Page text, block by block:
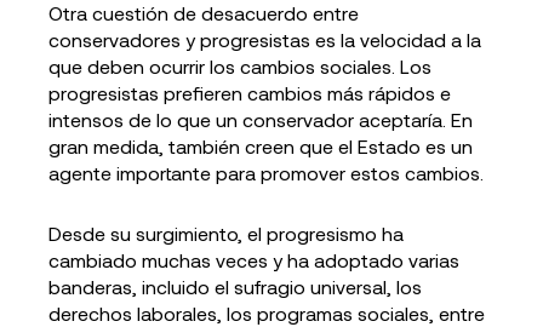
Otra cuestión de desacuerdo entre
conservadores y progresistas es la velocidad a la
que deben ocurrir los cambios sociales. Los
progresistas prefieren cambios más rápidos e
intensos de lo que un conservador aceptaría. En
gran medida, también creen que el Estado es un
agente importante para promover estos cambios.
Desde su surgimiento, el progresismo ha
cambiado muchas veces y ha adoptado varias
banderas, incluido el sufragio universal, los
derechos laborales, los programas sociales, entre